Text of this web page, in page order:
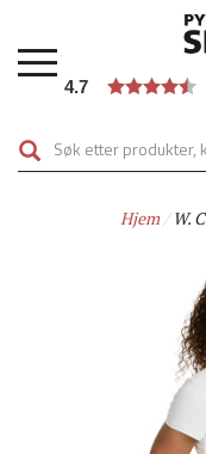
hovedinnhold
4.7
Hjem W.